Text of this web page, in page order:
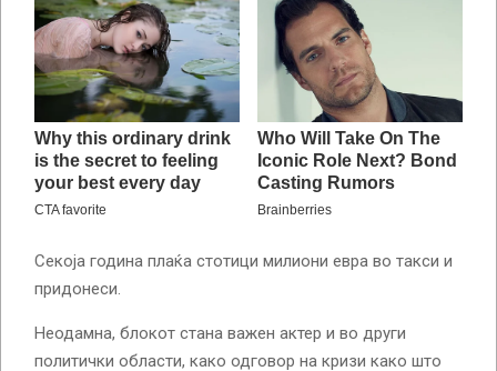
Секоја година плаќа стотици милиони евра во такси и
придонеси.
Неодамна, блокот стана важен актер и во други
политички области, како одговор на кризи како што